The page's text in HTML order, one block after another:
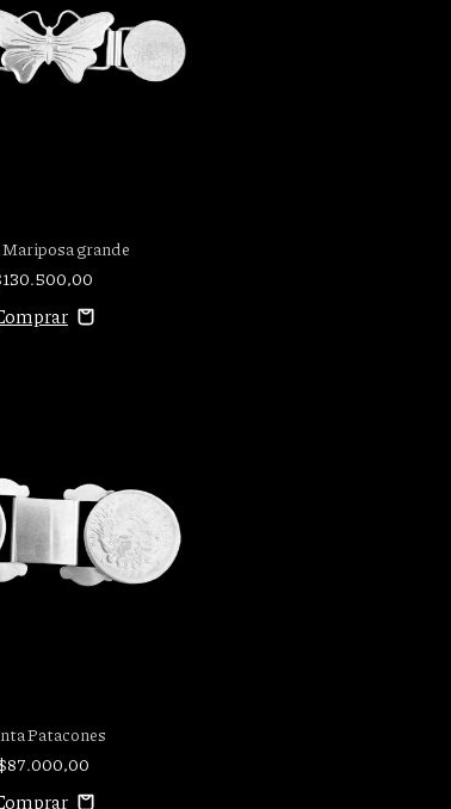
grande
Patacones